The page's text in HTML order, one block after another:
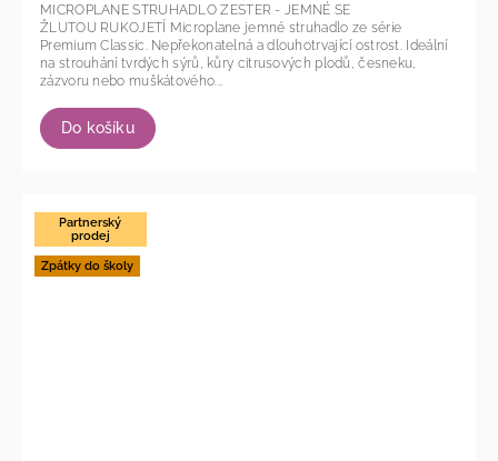
Do košíku
MICROPLANE STRUHADLO ZESTER - JEMNÉ SE
ŽLUTOU RUKOJETÍ Microplane jemné struhadlo ze série
Premium Classic. Nepřekonatelná a dlouhotrvající ostrost. Ideální
na strouhání tvrdých sýrů, kůry citrusových plodů, česneku,
zázvoru nebo muškátového...
Partnerský
prodej
Zpátky do školy